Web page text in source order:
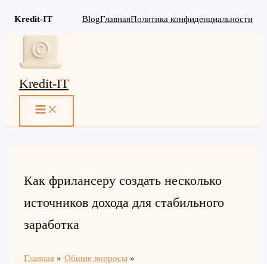
Kredit-IT BlogГлавнаяПолитика конфиденциальности
Перейти
содержимому
Kredit-IT
MAIN
Как фрилансеру создать несколько
источников дохода для стабильного
заработка
Главная
Общие вопросы